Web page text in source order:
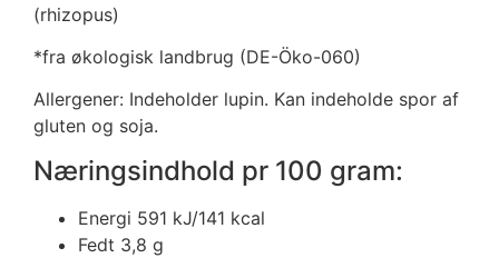
(rhizopus)
*fra økologisk landbrug (DE-Öko-060)
Allergener: Indeholder lupin. Kan indeholde spor af
gluten og soja.
Næringsindhold pr 100 gram:
Energi 591 kJ/141 kcal
Fedt 3,8 g